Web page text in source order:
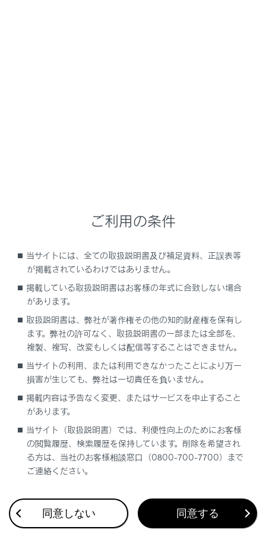
経由地を追加する
電話帳から目的地を検索する
スマートフォンから目的地を設定する
合わせて見られているページ
VICS・交通情報
ナビゲーション設定
ご利用の条件
当サイトには、全ての取扱説明書及び補足資料、正誤表等
が掲載されているわけではありません。
掲載している取扱説明書はお客様の年式に合致しない場合
があります。
取扱説明書は、弊社が著作権その他の知的財産権を保有し
ます。弊社の許可なく、取扱説明書の一部または全部を、
複製、複写、改変もしくは配信等することはできません。
当サイトの利用、または利用できなかったことにより万一
損害が生じても、弊社は一切責任を負いません。
掲載内容は予告なく変更、またはサービスを中止すること
があります。
当サイト（取扱説明書）では、利便性向上のためにお客様
の閲覧履歴、検索履歴を保持しています。削除を希望され
る方は、当社のお客様相談窓口（0800-700-7700）まで
ご連絡ください。
同意しない 同意する